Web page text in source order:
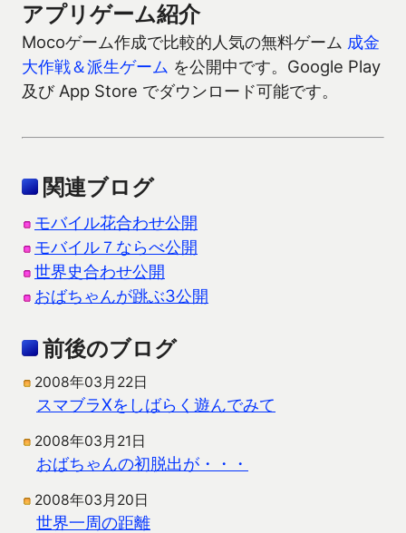
アプリゲーム紹介
Mocoゲーム作成で比較的人気の無料ゲーム 成金
大作戦＆派生ゲーム を公開中です。Google Play
及び App Store でダウンロード可能です。
関連ブログ
モバイル花合わせ公開
モバイル７ならべ公開
世界史合わせ公開
おばちゃんが跳ぶ3公開
前後のブログ
2008年03月22日
スマブラXをしばらく遊んでみて
2008年03月21日
おばちゃんの初脱出が・・・
2008年03月20日
世界一周の距離